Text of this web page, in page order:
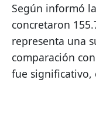
Según informó
concretaron
representa una
comparación
fue significativo,